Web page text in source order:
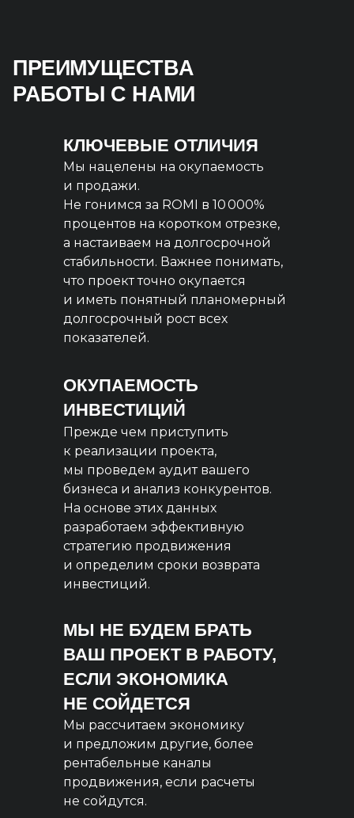
ОКУПАЕМОСТЬ
ИНВЕСТИЦИЙ
Прежде чем приступить
к реализации проекта,
мы проведем аудит вашего
бизнеса и анализ конкурентов.
На основе этих данных
разработаем эффективную
стратегию продвижения
и определим сроки возврата
инвестиций.
ПРЕИМУЩЕСТВА
РАБОТЫ С НАМИ
КЛЮЧЕВЫЕ ОТЛИЧИЯ
Мы нацелены на окупаемость
и продажи.
Не гонимся за ROMI в 10 000%
процентов на коротком отрезке,
а настаиваем на долгосрочной
стабильности. Важнее понимать,
что проект точно окупается
и иметь понятный планомерный
долгосрочный рост всех
показателей.
МЫ НЕ БУДЕМ БРАТЬ
ВАШ ПРОЕКТ В РАБОТУ,
ЕСЛИ ЭКОНОМИКА
НЕ СОЙДЕТСЯ
Мы рассчитаем экономику
и предложим другие, более
рентабельные каналы
продвижения, если расчеты
не сойдутся.